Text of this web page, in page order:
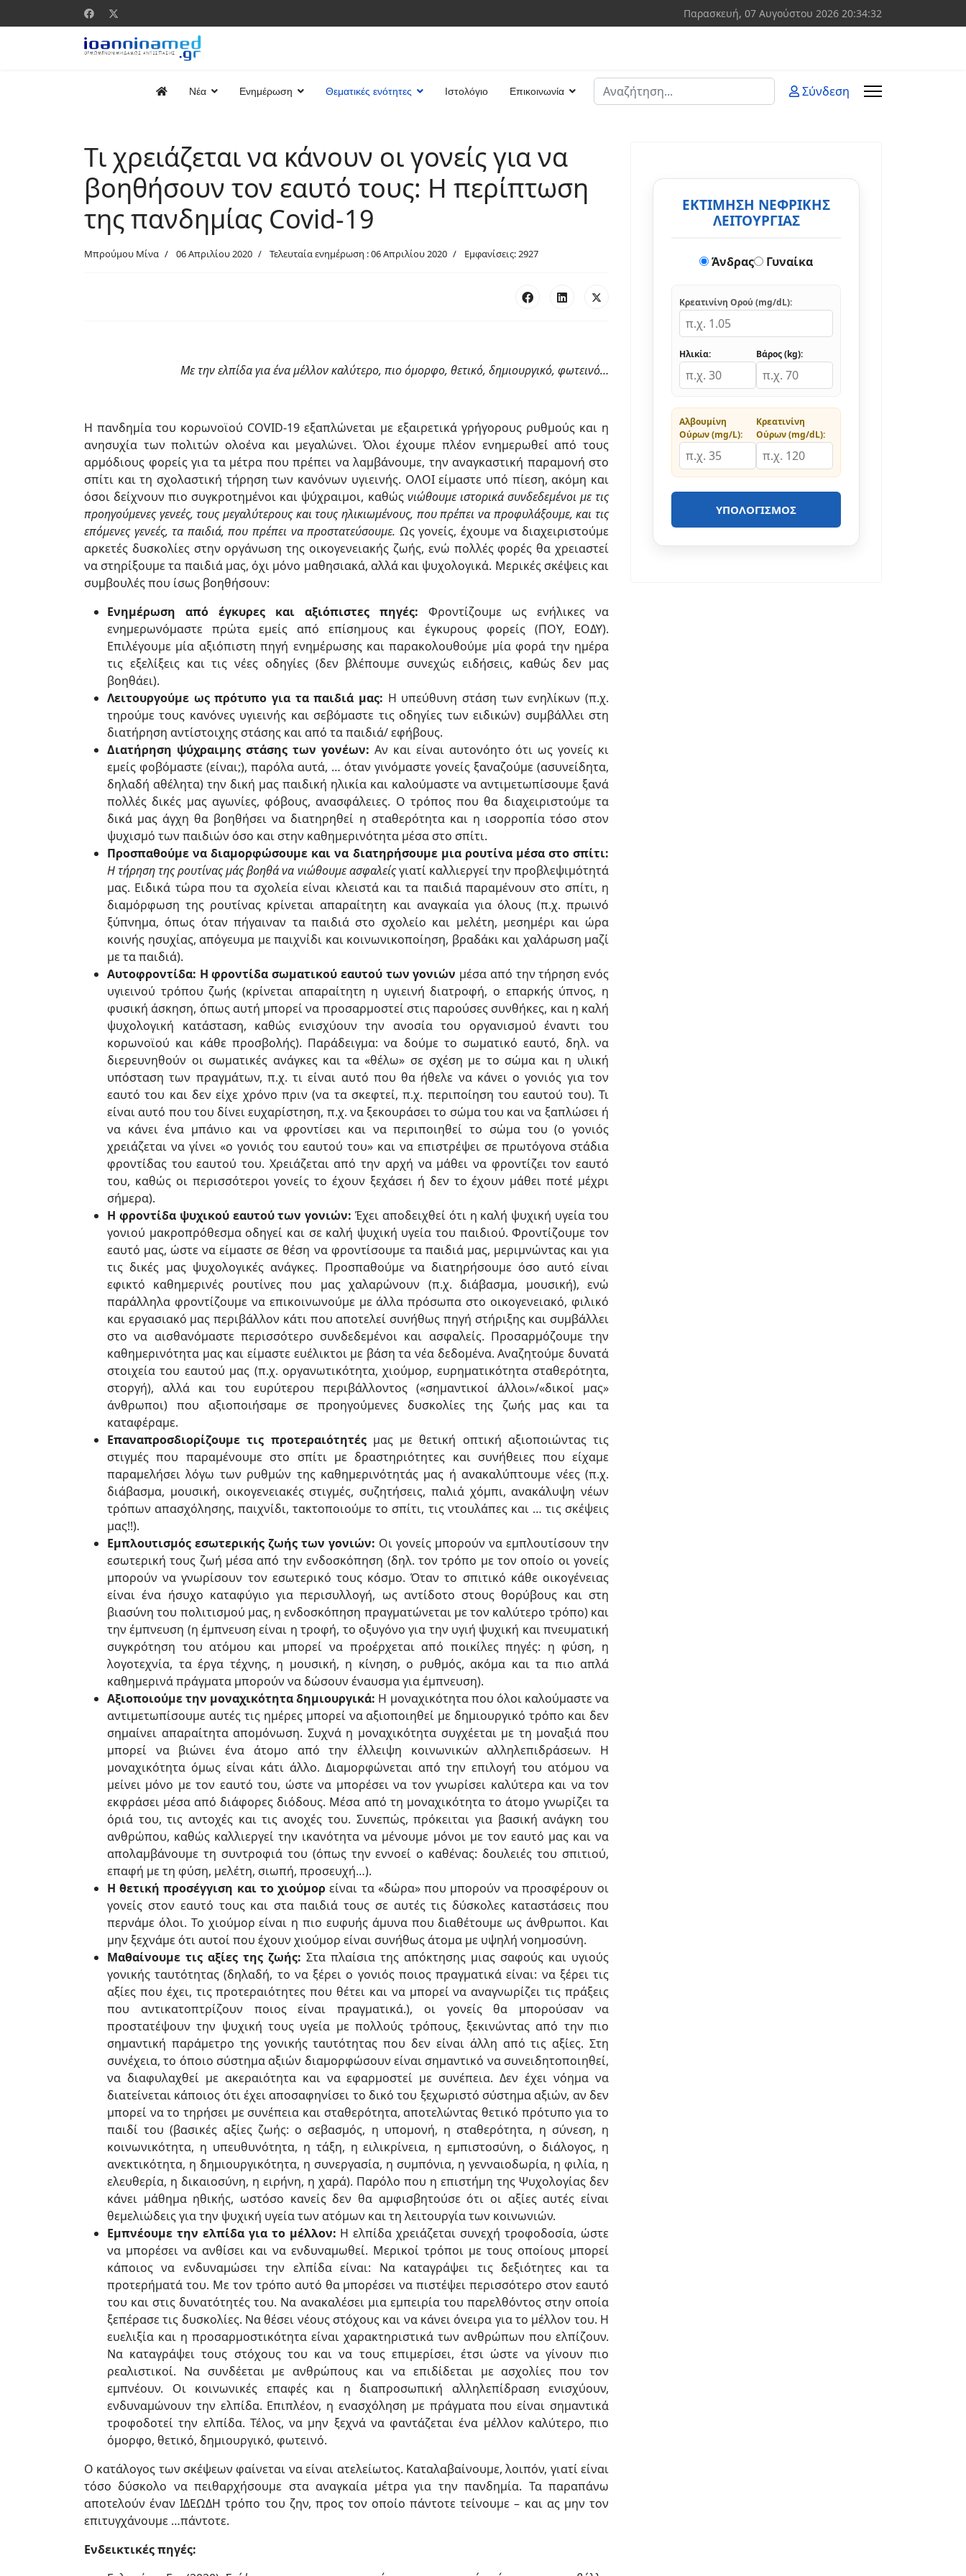
Παρασκευή, 07 Αυγούστου 2026 20:34:33
Νέα Ενημέρωση Θεματικές ενότητες Ιστολόγιο Επικοινωνία
Αναζήτηση
Σύνδεση
Τι χρειάζεται να κάνουν οι γονείς για να
βοηθήσουν τον εαυτό τους: Η περίπτωση
της πανδημίας Covid-19
Μπρούμου Μίνα 06 Απριλίου 2020 Τελευταία ενημέρωση : 06 Απριλίου 2020 Εμφανίσεις: 2927
Με την ελπίδα για ένα μέλλον καλύτερο, πιο όμορφο, θετικό, δημιουργικό, φωτεινό…
Η πανδημία του κορωνοϊού COVID-19 εξαπλώνεται με εξαιρετικά γρήγορους ρυθμούς και η
ανησυχία των πολιτών ολοένα και μεγαλώνει. Όλοι έχουμε πλέον ενημερωθεί από τους
αρμόδιους φορείς για τα μέτρα που πρέπει να λαμβάνουμε, την αναγκαστική παραμονή στο
σπίτι και τη σχολαστική τήρηση των κανόνων υγιεινής. ΟΛΟΙ είμαστε υπό πίεση, ακόμη και
όσοι δείχνουν πιο συγκροτημένοι και ψύχραιμοι, καθώς νιώθουμε ιστορικά συνδεδεμένοι με τις
προηγούμενες γενεές, τους μεγαλύτερους και τους ηλικιωμένους, που πρέπει να προφυλάξουμε, και τις
επόμενες γενεές, τα παιδιά, που πρέπει να προστατεύσουμε. Ως γονείς, έχουμε να διαχειριστούμε
αρκετές δυσκολίες στην οργάνωση της οικογενειακής ζωής, ενώ πολλές φορές θα χρειαστεί
να στηρίξουμε τα παιδιά μας, όχι μόνο μαθησιακά, αλλά και ψυχολογικά. Μερικές σκέψεις και
συμβουλές που ίσως βοηθήσουν:
Ενημέρωση από έγκυρες και αξιόπιστες πηγές: Φροντίζουμε ως ενήλικες να
ενημερωνόμαστε πρώτα εμείς από επίσημους και έγκυρους φορείς (ΠΟΥ, ΕΟΔΥ).
Επιλέγουμε μία αξιόπιστη πηγή ενημέρωσης και παρακολουθούμε μία φορά την ημέρα
τις εξελίξεις και τις νέες οδηγίες (δεν βλέπουμε συνεχώς ειδήσεις, καθώς δεν μας
βοηθάει).
Λειτουργούμε ως πρότυπο για τα παιδιά μας: Η υπεύθυνη στάση των ενηλίκων (π.χ.
τηρούμε τους κανόνες υγιεινής και σεβόμαστε τις οδηγίες των ειδικών) συμβάλλει στη
διατήρηση αντίστοιχης στάσης και από τα παιδιά/ εφήβους.
Διατήρηση ψύχραιμης στάσης των γονέων: Αν και είναι αυτονόητο ότι ως γονείς κι
εμείς φοβόμαστε (είναι;), παρόλα αυτά, … όταν γινόμαστε γονείς ξαναζούμε (ασυνείδητα,
δηλαδή αθέλητα) την δική μας παιδική ηλικία και καλούμαστε να αντιμετωπίσουμε ξανά
πολλές δικές μας αγωνίες, φόβους, ανασφάλειες. Ο τρόπος που θα διαχειριστούμε τα
δικά μας άγχη θα βοηθήσει να διατηρηθεί η σταθερότητα και η ισορροπία τόσο στον
ψυχισμό των παιδιών όσο και στην καθημερινότητα μέσα στο σπίτι.
Προσπαθούμε να διαμορφώσουμε και να διατηρήσουμε μια ρουτίνα μέσα στο σπίτι:
Η τήρηση της ρουτίνας μάς βοηθά να νιώθουμε ασφαλείςγιατί καλλιεργεί την προβλεψιμότητά
μας. Ειδικά τώρα που τα σχολεία είναι κλειστά και τα παιδιά παραμένουν στο σπίτι, η
διαμόρφωση της ρουτίνας κρίνεται απαραίτητη και αναγκαία για όλους (π.χ. πρωινό
ξύπνημα, όπως όταν πήγαιναν τα παιδιά στο σχολείο και μελέτη, μεσημέρι και ώρα
κοινής ησυχίας, απόγευμα με παιχνίδι και κοινωνικοποίηση, βραδάκι και χαλάρωση μαζί
με τα παιδιά).
Αυτοφροντίδα: Η φροντίδα σωματικού εαυτού των γονιών μέσα από την τήρηση ενός
υγιεινού τρόπου ζωής (κρίνεται απαραίτητη η υγιεινή διατροφή, ο επαρκής ύπνος, η
φυσική άσκηση, όπως αυτή μπορεί να προσαρμοστεί στις παρούσες συνθήκες, και η καλή
ψυχολογική κατάσταση, καθώς ενισχύουν την ανοσία του οργανισμού έναντι του
κορωνοϊού και κάθε προσβολής). Παράδειγμα: να δούμε το σωματικό εαυτό, δηλ. να
διερευνηθούν οι σωματικές ανάγκες και τα «θέλω» σε σχέση με το σώμα και η υλική
υπόσταση των πραγμάτων, π.χ. τι είναι αυτό που θα ήθελε να κάνει ο γονιός για τον
εαυτό του και δεν είχε χρόνο πριν (να τα σκεφτεί, π.χ. περιποίηση του εαυτού του). Τι
είναι αυτό που του δίνει ευχαρίστηση, π.χ. να ξεκουράσει το σώμα του και να ξαπλώσει ή
να κάνει ένα μπάνιο και να φροντίσει και να περιποιηθεί το σώμα του (ο γονιός
χρειάζεται να γίνει «ο γονιός του εαυτού του» και να επιστρέψει σε πρωτόγονα στάδια
φροντίδας του εαυτού του. Χρειάζεται από την αρχή να μάθει να φροντίζει τον εαυτό
του, καθώς οι περισσότεροι γονείς το έχουν ξεχάσει ή δεν το έχουν μάθει ποτέ μέχρι
σήμερα).
Η φροντίδα ψυχικού εαυτού των γονιών:Έχει αποδειχθεί ότι η καλή ψυχική υγεία του
γονιού μακροπρόθεσμα οδηγεί και σε καλή ψυχική υγεία του παιδιού. Φροντίζουμε τον
εαυτό μας, ώστε να είμαστε σε θέση να φροντίσουμε τα παιδιά μας, μεριμνώντας και για
τις δικές μας ψυχολογικές ανάγκες. Προσπαθούμε να διατηρήσουμε όσο αυτό είναι
εφικτό καθημερινές ρουτίνες που μας χαλαρώνουν (π.χ. διάβασμα, μουσική), ενώ
παράλληλα φροντίζουμε να επικοινωνούμε με άλλα πρόσωπα στο οικογενειακό, φιλικό
και εργασιακό μας περιβάλλον κάτι που αποτελεί συνήθως πηγή στήριξης και συμβάλλει
στο να αισθανόμαστε περισσότερο συνδεδεμένοι και ασφαλείς. Προσαρμόζουμε την
καθημερινότητα μας και είμαστε ευέλικτοι με βάση τα νέα δεδομένα. Αναζητούμε δυνατά
στοιχεία του εαυτού μας (π.χ. οργανωτικότητα, χιούμορ, ευρηματικότητα σταθερότητα,
στοργή), αλλά και του ευρύτερου περιβάλλοντος («σημαντικοί άλλοι»/«δικοί μας»
άνθρωποι) που αξιοποιήσαμε σε προηγούμενες δυσκολίες της ζωής μας και τα
καταφέραμε.
Επαναπροσδιορίζουμε τις προτεραιότητέςμας με θετική οπτική αξιοποιώντας τις
στιγμές που παραμένουμε στο σπίτι με δραστηριότητες και συνήθειες που είχαμε
παραμελήσει λόγω των ρυθμών της καθημερινότητάς μας ή ανακαλύπτουμε νέες (π.χ.
διάβασμα, μουσική, οικογενειακές στιγμές, συζητήσεις, παλιά χόμπι, ανακάλυψη νέων
τρόπων απασχόλησης, παιχνίδι, τακτοποιούμε το σπίτι, τις ντουλάπες και … τις σκέψεις
μας!!).
Εμπλουτισμός εσωτερικής ζωής των γονιών: Οι γονείς μπορούν να εμπλουτίσουν την
εσωτερική τους ζωή μέσα από την ενδοσκόπηση (δηλ. τον τρόπο με τον οποίο οι γονείς
μπορούν να γνωρίσουν τον εσωτερικό τους κόσμο. Όταν το σπιτικό κάθε οικογένειας
είναι ένα ήσυχο καταφύγιο για περισυλλογή, ως αντίδοτο στους θορύβους και στη
βιασύνη του πολιτισμού μας, η ενδοσκόπηση πραγματώνεται με τον καλύτερο τρόπο) και
την έμπνευση (η έμπνευση είναι η τροφή, το οξυγόνο για την υγιή ψυχική και πνευματική
συγκρότηση του ατόμου και μπορεί να προέρχεται από ποικίλες πηγές: η φύση, η
λογοτεχνία, τα έργα τέχνης, η μουσική, η κίνηση, ο ρυθμός, ακόμα και τα πιο απλά
καθημερινά πράγματα μπορούν να δώσουν έναυσμα για έμπνευση).
Αξιοποιούμε την μοναχικότητα δημιουργικά: Η μοναχικότητα που όλοι καλούμαστε να
αντιμετωπίσουμε αυτές τις ημέρες μπορεί να αξιοποιηθεί με δημιουργικό τρόπο και δεν
σημαίνει απαραίτητα απομόνωση. Συχνά η μοναχικότητα συγχέεται με τη μοναξιά που
μπορεί να βιώνει ένα άτομο από την έλλειψη κοινωνικών αλληλεπιδράσεων. Η
μοναχικότητα όμως είναι κάτι άλλο. Διαμορφώνεται από την επιλογή του ατόμου να
μείνει μόνο με τον εαυτό του, ώστε να μπορέσει να τον γνωρίσει καλύτερα και να τον
εκφράσει μέσα από διάφορες διόδους. Μέσα από τη μοναχικότητα το άτομο γνωρίζει τα
όριά του, τις αντοχές και τις ανοχές του. Συνεπώς, πρόκειται για βασική ανάγκη του
ανθρώπου, καθώς καλλιεργεί την ικανότητα να μένουμε μόνοι με τον εαυτό μας και να
απολαμβάνουμε τη συντροφιά του (όπως την εννοεί ο καθένας: δουλειές του σπιτιού,
επαφή με τη φύση, μελέτη, σιωπή, προσευχή…).
Η θετική προσέγγιση και το χιούμορείναι τα «δώρα» που μπορούν να προσφέρουν οι
γονείς στον εαυτό τους και στα παιδιά τους σε αυτές τις δύσκολες καταστάσεις που
περνάμε όλοι. Το χιούμορ είναι η πιο ευφυής άμυνα που διαθέτουμε ως άνθρωποι. Και
μην ξεχνάμε ότι αυτοί που έχουν χιούμορ είναι συνήθως άτομα με υψηλή νοημοσύνη.
Μαθαίνουμε τις αξίες της ζωής: Στα πλαίσια της απόκτησης μιας σαφούς και υγιούς
γονικής ταυτότητας (δηλαδή, το να ξέρει ο γονιός ποιος πραγματικά είναι: να ξέρει τις
αξίες που έχει, τις προτεραιότητες που θέτει και να μπορεί να αναγνωρίζει τις πράξεις
που αντικατοπτρίζουν ποιος είναι πραγματικά.), οι γονείς θα μπορούσαν να
προστατέψουν την ψυχική τους υγεία με πολλούς τρόπους, ξεκινώντας από την πιο
σημαντική παράμετρο της γονικής ταυτότητας που δεν είναι άλλη από τις αξίες. Στη
συνέχεια, το όποιο σύστημα αξιών διαμορφώσουν είναι σημαντικό να συνειδητοποιηθεί,
να διαφυλαχθεί με ακεραιότητα και να εφαρμοστεί με συνέπεια. Δεν έχει νόημα να
διατείνεται κάποιος ότι έχει αποσαφηνίσει το δικό του ξεχωριστό σύστημα αξιών, αν δεν
μπορεί να το τηρήσει με συνέπεια και σταθερότητα, αποτελώντας θετικό πρότυπο για το
παιδί του (βασικές αξίες ζωής: ο σεβασμός, η υπομονή, η σταθερότητα, η σύνεση, η
κοινωνικότητα, η υπευθυνότητα, η τάξη, η ειλικρίνεια, η εμπιστοσύνη, ο διάλογος, η
ανεκτικότητα, η δημιουργικότητα, η συνεργασία, η συμπόνια, η γενναιοδωρία, η φιλία, η
ελευθερία, η δικαιοσύνη, η ειρήνη, η χαρά). Παρόλο που η επιστήμη της Ψυχολογίας δεν
κάνει μάθημα ηθικής, ωστόσο κανείς δεν θα αμφισβητούσε ότι οι αξίες αυτές είναι
θεμελιώδεις για την ψυχική υγεία των ατόμων και τη λειτουργία των κοινωνιών.
Εμπνέουμε την ελπίδα για το μέλλον: Η ελπίδα χρειάζεται συνεχή τροφοδοσία, ώστε
να μπορέσει να ανθίσει και να ενδυναμωθεί. Μερικοί τρόποι με τους οποίους μπορεί
κάποιος να ενδυναμώσει την ελπίδα είναι: Να καταγράψει τις δεξιότητες και τα
προτερήματά του. Με τον τρόπο αυτό θα μπορέσει να πιστέψει περισσότερο στον εαυτό
του και στις δυνατότητές του. Να ανακαλέσει μια εμπειρία του παρελθόντος στην οποία
ξεπέρασε τις δυσκολίες. Να θέσει νέους στόχους και να κάνει όνειρα για το μέλλον του. Η
ευελιξία και η προσαρμοστικότητα είναι χαρακτηριστικά των ανθρώπων που ελπίζουν.
Να καταγράψει τους στόχους του και να τους επιμερίσει, έτσι ώστε να γίνουν πιο
ρεαλιστικοί. Να συνδέεται με ανθρώπους και να επιδίδεται με ασχολίες που τον
εμπνέουν. Οι κοινωνικές επαφές και η διαπροσωπική αλληλεπίδραση ενισχύουν,
ενδυναμώνουν την ελπίδα. Επιπλέον, η ενασχόληση με πράγματα που είναι σημαντικά
τροφοδοτεί την ελπίδα. Τέλος, να μην ξεχνά να φαντάζεται ένα μέλλον καλύτερο, πιο
όμορφο, θετικό, δημιουργικό, φωτεινό.
Ο κατάλογος των σκέψεων φαίνεται να είναι ατελείωτος. Καταλαβαίνουμε, λοιπόν, γιατί είναι
τόσο δύσκολο να πειθαρχήσουμε στα αναγκαία μέτρα για την πανδημία. Τα παραπάνω
αποτελούν έναν ΙΔΕΩΔΗ τρόπο του ζην, προς τον οποίο πάντοτε τείνουμε – και ας μην τον
επιτυγχάνουμε …πάντοτε.
Ενδεικτικές πηγές:
ΕΚΤΙΜΗΣΗ ΝΕΦΡΙΚΗΣ
ΛΕΙΤΟΥΡΓΙΑΣ
Άνδρας Γυναίκα
Κρεατινίνη Ορού (mg/dL):
Ηλικία: Βάρος (kg):
Αλβουμίνη
Ούρων (mg/L):
Κρεατινίνη
Ούρων (mg/dL):
ΥΠΟΛΟΓΙΣΜΌΣ